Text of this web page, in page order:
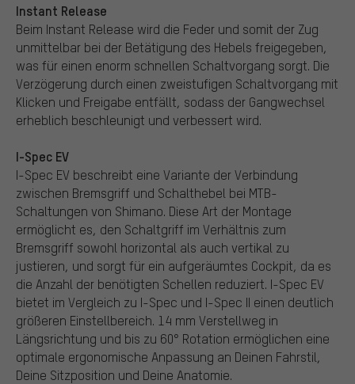
Instant Release
Beim Instant Release wird die Feder und somit der Zug
unmittelbar bei der Betätigung des Hebels freigegeben,
was für einen enorm schnellen Schaltvorgang sorgt. Die
Verzögerung durch einen zweistufigen Schaltvorgang mit
Klicken und Freigabe entfällt, sodass der Gangwechsel
erheblich beschleunigt und verbessert wird.
I-Spec EV
I-Spec EV beschreibt eine Variante der Verbindung
zwischen Bremsgriff und Schalthebel bei MTB-
Schaltungen von Shimano. Diese Art der Montage
ermöglicht es, den Schaltgriff im Verhältnis zum
Bremsgriff sowohl horizontal als auch vertikal zu
justieren, und sorgt für ein aufgeräumtes Cockpit, da es
die Anzahl der benötigten Schellen reduziert. I-Spec EV
bietet im Vergleich zu I-Spec und I-Spec II einen deutlich
größeren Einstellbereich. 14 mm Verstellweg in
Längsrichtung und bis zu 60° Rotation ermöglichen eine
optimale ergonomische Anpassung an Deinen Fahrstil,
Deine Sitzposition und Deine Anatomie.